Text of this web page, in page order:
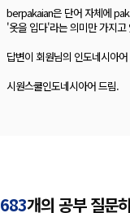
berpakaian은 단어 자체에
'옷을 입다'라는 의미만 가지고
답변이 회원님의 인도네시아
시원스쿨인도네시아어 드림.
683개의 공부 질문